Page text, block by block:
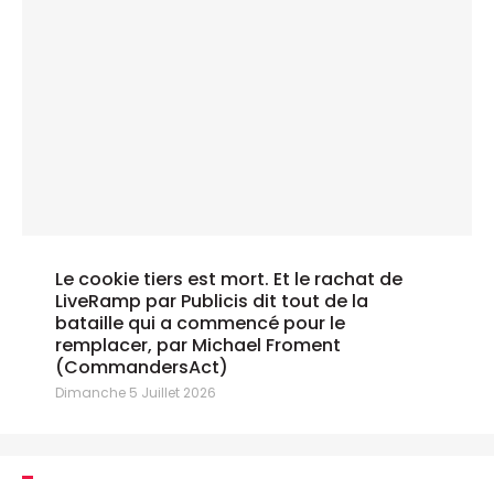
Le cookie tiers est mort. Et le rachat de
LiveRamp par Publicis dit tout de la
bataille qui a commencé pour le
remplacer, par Michael Froment
(CommandersAct)
Dimanche 5 Juillet 2026